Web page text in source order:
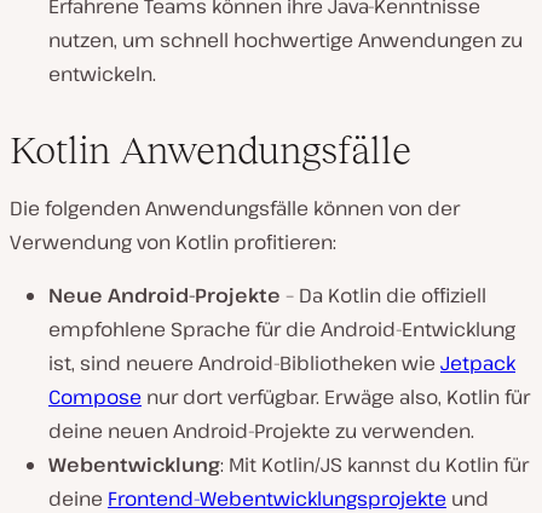
Erfahrene Teams können ihre Java-Kenntnisse
nutzen, um schnell hochwertige Anwendungen zu
entwickeln.
Kotlin Anwendungsfälle
Die folgenden Anwendungsfälle können von der
Verwendung von Kotlin profitieren:
Neue Android-Projekte – Da Kotlin die offiziell
empfohlene Sprache für die Android-Entwicklung
ist, sind neuere Android-Bibliotheken wie Jetpack
Compose nur dort verfügbar. Erwäge also, Kotlin für
deine neuen Android-Projekte zu verwenden.
Webentwicklung: Mit Kotlin/JS kannst du Kotlin für
deine Frontend-Webentwicklungsprojekte und